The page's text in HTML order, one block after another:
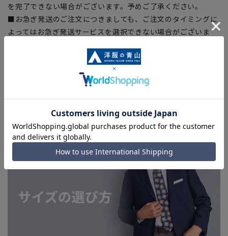
を完了できない場合がございます。予めご了承ください。
■お急ぎ発送のご注文につきましても、ご注文のタイミングに
よってはお急ぎ発送サービスを選択できない場合がございま